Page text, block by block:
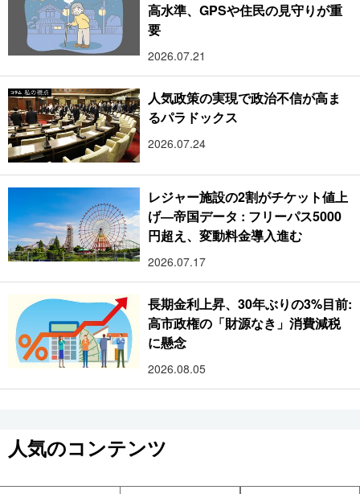
高水準、GPSや住民の見守りが重
要
2026.07.21
人気政策の実現で政治不信が高ま
るパラドックス
2026.07.24
レジャー施設の2割がチケット値上
げ―帝国データ : フリーパス5000
円超え、変動料金導入進む
2026.07.17
長期金利上昇、30年ぶりの3%目前:
高市政権の「財源なき」消費減税
に懸念
2026.08.05
人気のコンテンツ